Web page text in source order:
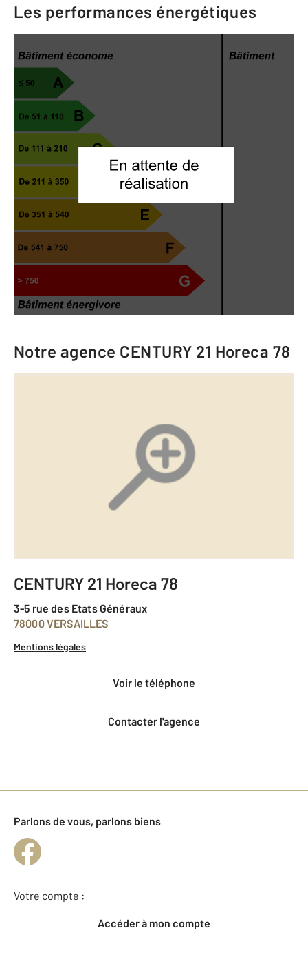
Les performances énergétiques
Notre agence CENTURY 21 Horeca 78
CENTURY 21 Horeca 78
3-5 rue des Etats Généraux
78000 VERSAILLES
Mentions légales
voir le téléphone
Contacter l'agence
Parlons de vous, parlons biens
Votre compte :
Accéder à mon compte